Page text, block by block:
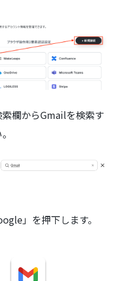
欄からGmailを検索す
」を押下します。